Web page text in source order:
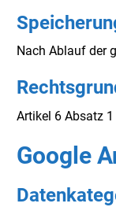
Nach Ablauf der
Artikel 6 Absatz 1
Google